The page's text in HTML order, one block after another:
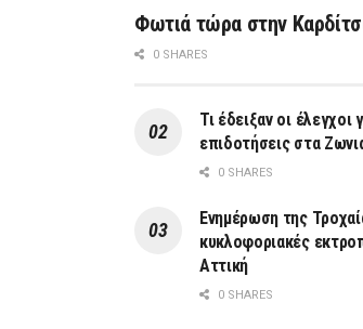
Φωτιά τώρα στην
0 SHARES
Τι έδειξαν οι έλεγχοι
επιδοτήσεις στα
0 SHARES
Ενημέρωση της
κυκλοφοριακές
Αττική
0 SHARES